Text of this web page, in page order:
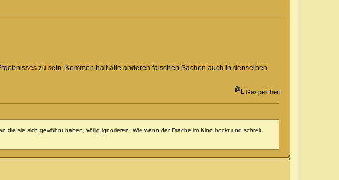
zu sein. Kommen halt alle anderen falschen Sachen auch in denselben
Gespeichert
die sie sich gewöhnt haben, völlig ignorieren. Wie wenn der Drache im Kino hockt und schreit